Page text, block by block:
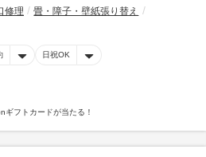
修理
畳・障子・壁紙張り替え
日祝OK
フトカードが当たる！